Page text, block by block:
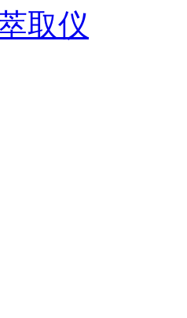
取仪